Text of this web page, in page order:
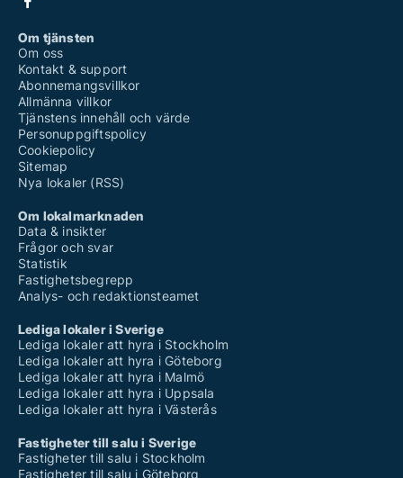
Om tjänsten
Om oss
Kontakt & support
Abonnemangsvillkor
Allmänna villkor
Tjänstens innehåll och värde
Personuppgiftspolicy
Cookiepolicy
Sitemap
Nya lokaler (RSS)
Om lokalmarknaden
Data & insikter
Frågor och svar
Statistik
Fastighetsbegrepp
Analys- och redaktionsteamet
Lediga lokaler i Sverige
Lediga lokaler att hyra i Stockholm
Lediga lokaler att hyra i Göteborg
Lediga lokaler att hyra i Malmö
Lediga lokaler att hyra i Uppsala
Lediga lokaler att hyra i Västerås
Fastigheter till salu i Sverige
Fastigheter till salu i Stockholm
Fastigheter till salu i Göteborg